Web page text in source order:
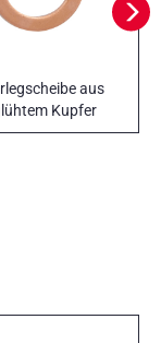
aus
Kupfer